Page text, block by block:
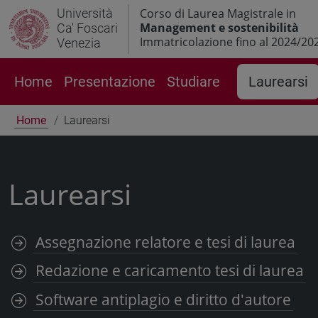
Università
Ca' Foscari
Venezia
Corso di Laurea Magistrale in
Management e sostenibilità
Immatricolazione fino al 2024/
Home Presentazione Studiare Laurearsi
Home Laurearsi
Laurearsi
Assegnazione relatore e tesi di laurea
Redazione e caricamento tesi di laurea
Software antiplagio e diritto d'autore